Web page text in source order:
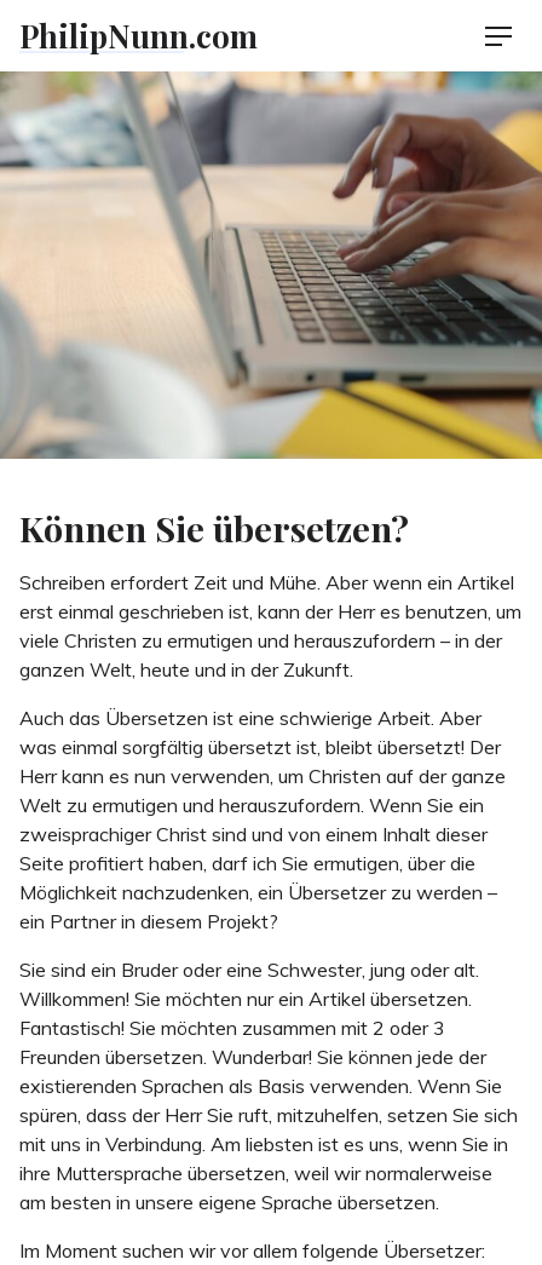
content
PhilipNunn.com
Können Sie übersetzen?
Schreiben erfordert Zeit und Mühe. Aber wenn ein Artikel
erst einmal geschrieben ist, kann der Herr es benutzen, um
viele Christen zu ermutigen und herauszufordern – in der
ganzen Welt, heute und in der Zukunft.
Auch das Übersetzen ist eine schwierige Arbeit. Aber
was einmal sorgfältig übersetzt ist, bleibt übersetzt! Der
Herr kann es nun verwenden, um Christen auf der ganze
Welt zu ermutigen und herauszufordern. Wenn Sie ein
zweisprachiger Christ sind und von einem Inhalt dieser
Seite profitiert haben, darf ich Sie ermutigen, über die
Möglichkeit nachzudenken, ein Übersetzer zu werden –
ein Partner in diesem Projekt?
Sie sind ein Bruder oder eine Schwester, jung oder alt.
Willkommen! Sie möchten nur ein Artikel übersetzen.
Fantastisch! Sie möchten zusammen mit 2 oder 3
Freunden übersetzen. Wunderbar! Sie können jede der
existierenden Sprachen als Basis verwenden. Wenn Sie
spüren, dass der Herr Sie ruft, mitzuhelfen, setzen Sie sich
mit uns in Verbindung. Am liebsten ist es uns, wenn Sie in
ihre Muttersprache übersetzen, weil wir normalerweise
am besten in unsere eigene Sprache übersetzen.
Im Moment suchen wir vor allem folgende Übersetzer: